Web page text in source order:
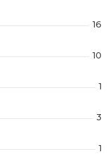
16
10
1
3
1